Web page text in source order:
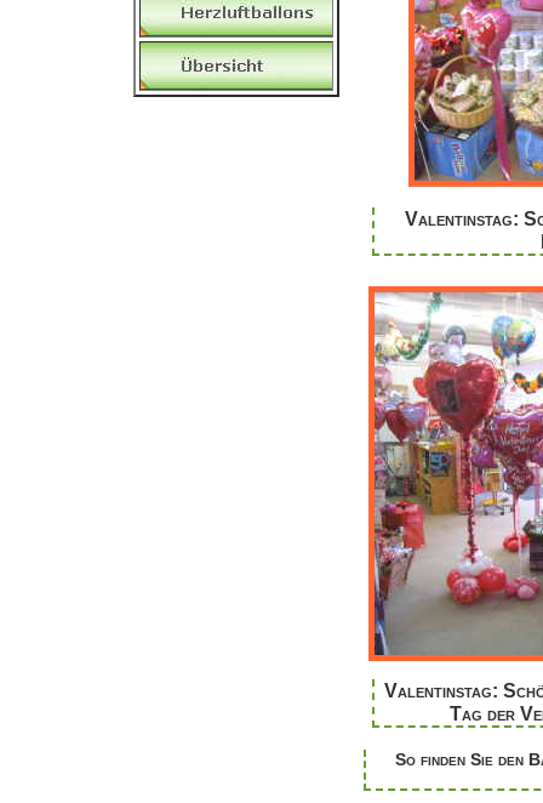
Valentinstag:
Valentinstag:
Tag der
So finden Sie den